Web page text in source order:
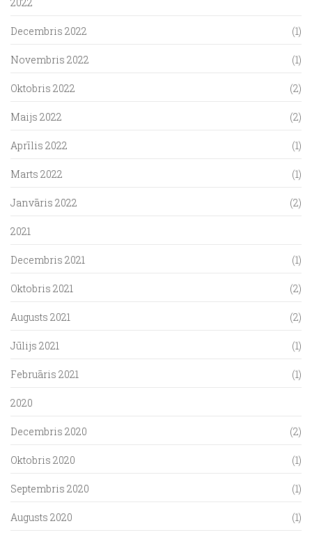
Decembris 2022 (1)
Novembris 2022 (1)
Oktobris 2022 (2)
Maijs 2022 (2)
Aprīlis 2022 (1)
Marts 2022 (1)
Janvāris 2022 (2)
2021
Decembris 2021 (1)
Oktobris 2021 (2)
Augusts 2021 (2)
Jūlijs 2021 (1)
Februāris 2021 (1)
2020
Decembris 2020 (2)
Oktobris 2020 (1)
Septembris 2020 (1)
Augusts 2020 (1)